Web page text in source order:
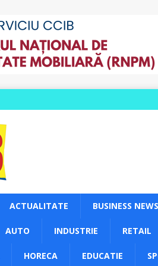
ACTUALITATE BUSINESS NEWS
AUTO INDUSTRIE RETAIL
HORECA EDUCATIE